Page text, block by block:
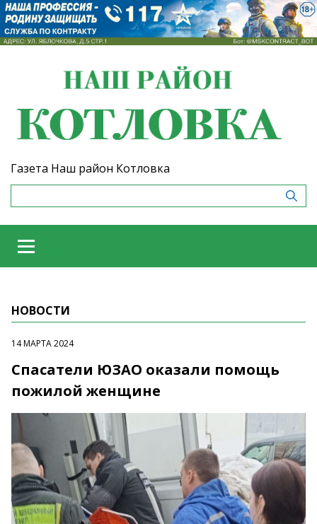
Газета Наш район Котловка
НОВОСТИ
14 МАРТА 2024
Спасатели ЮЗАО оказали помощь
пожилой женщине